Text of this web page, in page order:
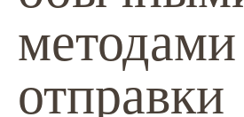
методами
отправки